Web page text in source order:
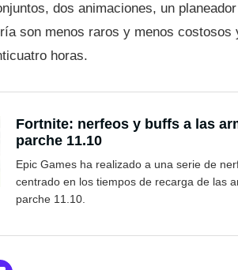
dos animaciones, un
son menos raros y menos costosos
horas.
Fortnite: nerfeos y buffs a las
parche 11.10
Epic Games ha realizado a una serie de
centrado en los tiempos de recarga de las
parche 11.10.